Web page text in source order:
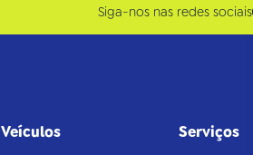
Siga-nos nas redes sociais
Veículos Serviços